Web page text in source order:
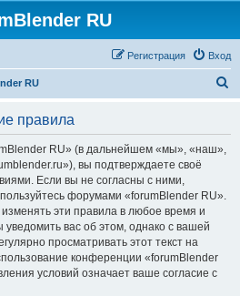
RU
Вход
Регистрация
RU
правила
RU» (в дальнейшем «мы», «наш»,
вы подтверждаете своё
Если вы не согласны с ними,
форумами «forumBlender RU».
эти правила в любое время и
вас об этом, однако с вашей
просматривать этот текст на
конференции «forumBlender
условий означает ваше согласие с